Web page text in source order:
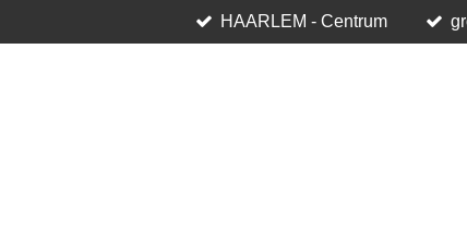
direct
HAARLEM - Centrum